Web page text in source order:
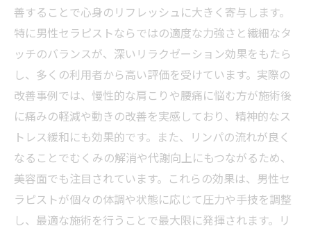
善することで心身のリフレッシュに大きく寄与します。
特に男性セラピストならではの適度な力強さと繊細なタ
ッチのバランスが、深いリラクゼーション効果をもたら
し、多くの利用者から高い評価を受けています。実際の
改善事例では、慢性的な肩こりや腰痛に悩む方が施術後
に痛みの軽減や動きの改善を実感しており、精神的なス
トレス緩和にも効果的です。また、リンパの流れが良く
なることでむくみの解消や代謝向上にもつながるため、
美容面でも注目されています。これらの効果は、男性セ
ラピストが個々の体調や状態に応じて圧力や手技を調整
し、最適な施術を行うことで最大限に発揮されます。リ
当サロンの公式LINE@にお友達登録頂いたお客様は
初回 500円OFFさせて頂きます。 既に 追加済の